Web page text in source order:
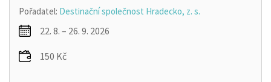
Pořadatel: Destinační společnost Hradecko, z. s.
22. 8. – 26. 9. 2026
150 Kč